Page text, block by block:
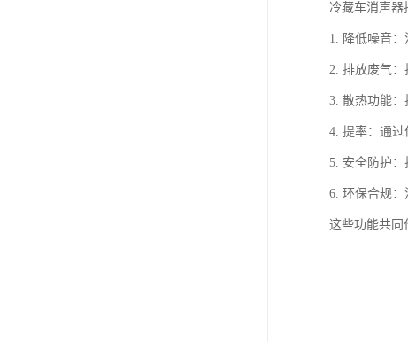
冷藏车消声器
1. 降低噪音
2. 排放废气：
3. 散热功能：
4. 提率：通过
5. 安全防护：
6. 环保合规：
这些功能共同